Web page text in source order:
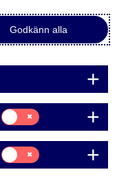
Godkänn alla
Samtycke
för:
Statistik
Samtycke
för:
Marknadsföring